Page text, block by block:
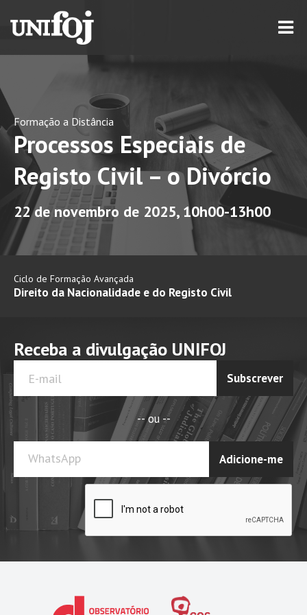
Formação a Distância
Processos Especiais de
Registo Civil – o Divórcio
22 de novembro de 2025, 10h00-13h00
Ciclo de Formação Avançada
Direito da Nacionalidade e do Registo Civil
Receba a divulgação UNIFOJ
Subscrever
-- ou --
WhatsApp Adicione-me